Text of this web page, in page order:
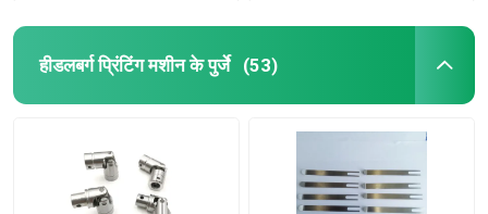
हीडलबर्ग प्रिंटिंग मशीन के पुर्जे (53)